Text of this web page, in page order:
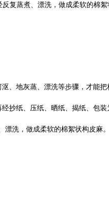
复蒸煮、漂洗，做成柔软的棉
、地灰蒸、漂洗等步骤，才能把
抄纸、压纸、晒纸、揭纸、包装
洗，做成柔软的棉絮状构皮麻